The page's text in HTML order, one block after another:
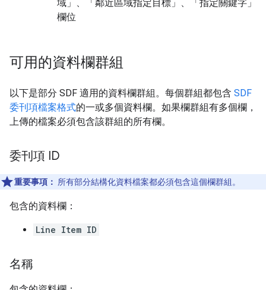
域」 、「鄰近區域指定目標」 、「指定關鍵字」
欄位
可用的資料欄群組
以下是部分 SDF 適用的資料欄群組。每個群組都包含 SDF
委刊項檔案格式的一或多個資料欄。如果欄群組有多個欄，
上傳的檔案必須包含該群組的所有欄。
委刊項 ID
重要事項： 所有部分結構化資料檔案都必須包含這個欄群組。
包含的資料欄：
Line Item ID
名稱